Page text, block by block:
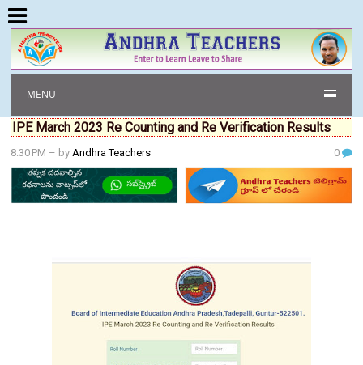
MENU
IPE March 2023 Re Counting and Re Verification Results
8:30 PM – byAndhra Teachers 0